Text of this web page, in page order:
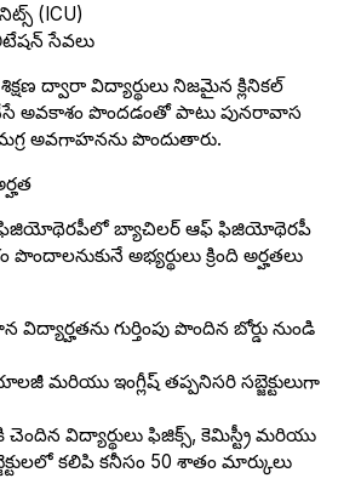
(ICU)
సేవలు
ద్వారా విద్యార్థులు నిజమైన క్లినికల్
అవకాశం పొందడంతో పాటు పునరావాస
అవగాహనను పొందుతారు.
ఫిజియోథెరపీలో బ్యాచిలర్ ఆఫ్ ఫిజియోథెరపీ
పొందాలనుకునే అభ్యర్థులు క్రింది అర్హతలు
గుర్తింపు పొందిన బోర్డు నుండి
మరియు ఇంగ్లీష్ తప్పనిసరి సబ్జెక్టులుగా
విద్యార్థులు ఫిజిక్స్, కెమిస్ట్రీ మరియు
కలిపి కనీసం 50 శాతం మార్కులు